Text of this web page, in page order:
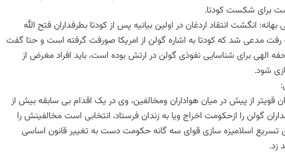
برای شکست کودتا.
بهانه: انگشت انتقاد اردغان در اولین بیانیه پس از کودتا بطرفداران فتح الله
رفت مدعی شد که کودتا به اشاره گولن از امریکا صورفت گرفته است و حتا گفت
الهی برای شناسایی نفوذی گولن در ارتش بوده است، باید افراد مغرض از
شود.
قویتر از پیش در میان هواداران ومخالفین، وی در یک اقدام بی سابقه بیش از
گولن را ازحکومت اخراج ویا به زندان فرستاد، انتخابی است مخالفینش را
تسریع اسلامیزه سازی قوای سه گانه حکومت دست به تغییر قانون اساسی
زد.